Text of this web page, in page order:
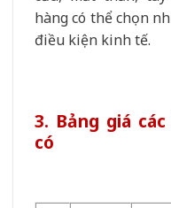
hàng có thể chọn
điều kiện kinh tế.
3. Bảng giá
có